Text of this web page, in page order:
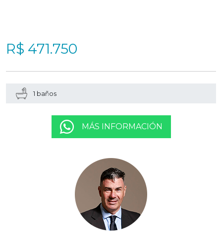
R$ 471.750
1 baños
MÁS INFORMACIÓN